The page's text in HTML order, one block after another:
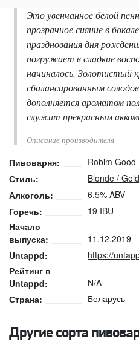
Это увенчанное белой
прозрачное сияние в
празднования дня
погружает в сладкие
начиналось. Золотистый
сбалансированным
дополняется ароматом
служит прекрасным
Описание производителя
Пивоварня:
Robim Good
Стиль:
Blonde /
Алкоголь:
6.5% ABV
Горечь:
19 IBU
Начало
выпуска:
11.12.2019
Untappd:
https://
Рейтинг в
Untappd:
N/A
Страна:
Беларусь
Другие сорта